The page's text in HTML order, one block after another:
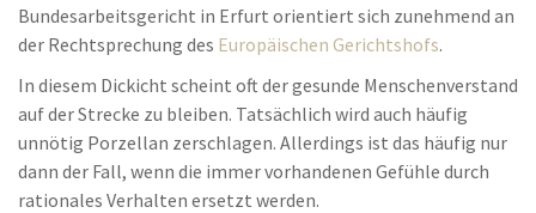
Bundesarbeitsgericht in Erfurt orientiert sich zunehmend an
der Rechtsprechung des Europäischen Gerichtshofs.
In diesem Dickicht scheint oft der gesunde Menschenverstand
auf der Strecke zu bleiben. Tatsächlich wird auch häufig
unnötig Porzellan zerschlagen. Allerdings ist das häufig nur
dann der Fall, wenn die immer vorhandenen Gefühle durch
rationales Verhalten ersetzt werden.